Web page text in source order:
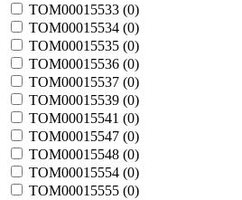
TOM00015533 (0)
TOM00015534 (0)
TOM00015535 (0)
TOM00015536 (0)
TOM00015537 (0)
TOM00015539 (0)
TOM00015541 (0)
TOM00015547 (0)
TOM00015548 (0)
TOM00015554 (0)
TOM00015555 (0)